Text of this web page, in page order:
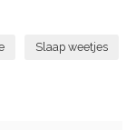
Slaap weetjes